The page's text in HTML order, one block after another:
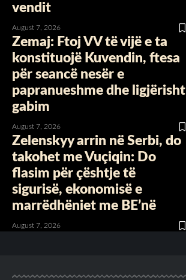
vendit
August 7, 2026
Zemaj: Ftoj VV të vijë e ta
konstituojë Kuvendin, ftesa
për seancë nesër e
papranueshme dhe ligjërisht
gabim
August 7, 2026
Zelenskyy arrin në Serbi, do
takohet me Vuçiqin: Do
flasim për çështje të
sigurisë, ekonomisë e
marrëdhëniet me BE’në
August 7, 2026